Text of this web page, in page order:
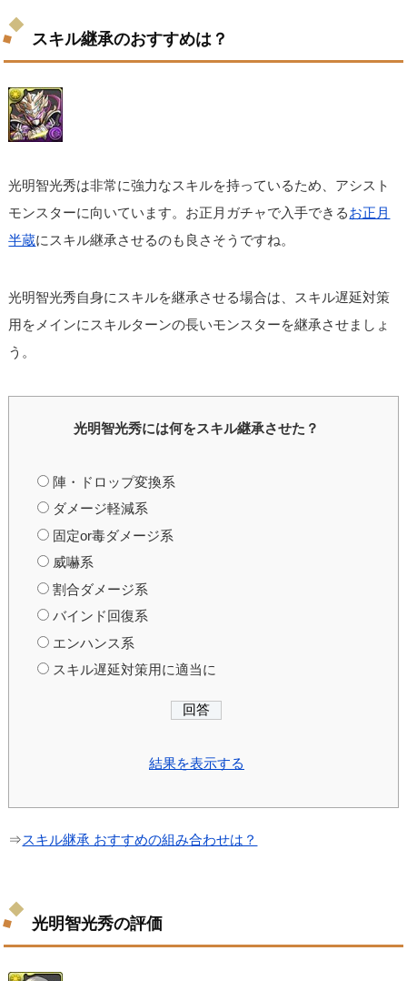
スキル継承のおすすめは？
光明智光秀は非常に強力なスキルを持っているため、アシスト
モンスターに向いています。お正月ガチャで入手できるお正月
半蔵にスキル継承させるのも良さそうですね。
光明智光秀自身にスキルを継承させる場合は、スキル遅延対策
用をメインにスキルターンの長いモンスターを継承させましょ
う。
光明智光秀には何をスキル継承させた？
陣・ドロップ変換系
ダメージ軽減系
固定or毒ダメージ系
威嚇系
割合ダメージ系
バインド回復系
エンハンス系
スキル遅延対策用に適当に
結果を表示する
⇒スキル継承 おすすめの組み合わせは？
光明智光秀の評価